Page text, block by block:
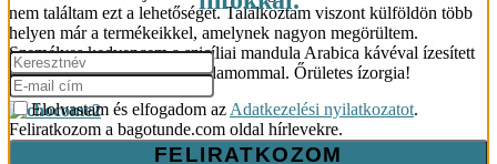
nem találtam ezt a lehetőséget. Találkoztam viszont külföldön több
helyen már a termékeikkel, amelynek nagyon megörültem.
Személyes kedvencem a szicíliai mandula Arabica kávéval ízesített
étcsokoládéval bevonva, kardamommal. Őrületes ízorgia!
Elolvastam és elfogadom az Adatkezelési nyilatkozatot.
Feliratkozom a bagotunde.com oldal hírlevekre.